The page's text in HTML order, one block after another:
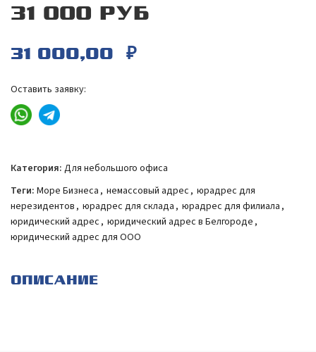
31 000 РУБ
31 000,00 ₽
Оставить заявку:
Категория: Для небольшого офиса
Теги: Море Бизнеса, немассовый адрес, юрадрес для
нерезидентов, юрадрес для склада, юрадрес для филиала,
юридический адрес, юридический адрес в Белгороде,
юридический адрес для ООО
ОПИСАНИЕ